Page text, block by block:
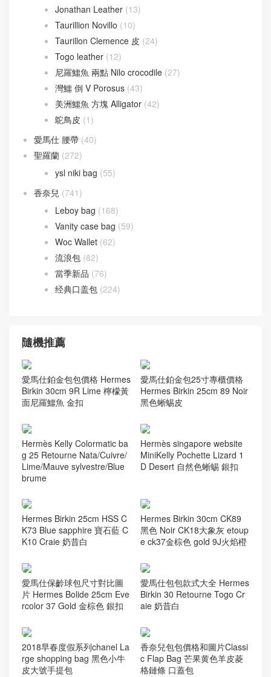
Jonathan Leather (13)
Taurillion Novillo (10)
Taurillon Clemence 皮 (24)
Togo leather (12)
尼羅鱷魚 兩點 Nilo crocodile (27)
灣鱷 倒 V Porosus (43)
美洲鱷魚 方塊 Alligator (42)
鴕鳥皮 (1)
愛馬仕 腰帶 (40)
聖羅蘭 (272)
ysl niki bag (55)
香奈兒 (741)
Leboy bag (168)
Vanity case bag (59)
Woc Wallet (62)
流浪包 (82)
當季新品 (76)
经典口盖包 (224)
隨機推薦
愛馬仕鉑金包包價格 Hermes
Birkin 30cm 9R Lime 檸檬黃
面尼羅鱷魚 金扣
愛馬仕鉑金包25寸專櫃價格
Hermes Birkin 25cm 89 Noir
黑色蜥蜴皮
Hermès Kelly Colormatic ba
g 25 Retourne Nata/Cuivre/
Lime/Mauve sylvestre/Blue
brume
Hermès singapore website
MiniKelly Pochette Lizard 1
D Desert 自然色蜥蜴 銀扣
Hermes Birkin 25cm HSS C
K73 Blue sapphire 寶石藍 C
K10 Craie 奶昔白
Hermes Birkin 30cm CK89
黑色 Noir CK18大象灰 etoup
e ck37金棕色 gold 9J火焰橙
愛馬仕保齡球包尺寸對比圖
片 Hermes Bolide 25cm Eve
rcolor 37 Gold 金棕色 銀扣
愛馬仕包包款式大全 Hermes
Birkin 30 Retourne Togo Cr
aie 奶昔白
2018早春度假系列chanel La
rge shopping bag 黑色小牛
皮大號手提包
香奈兒包包價格和圖片Classi
c Flap Bag 芒果黄色羊皮菱
格鏈條 口蓋包